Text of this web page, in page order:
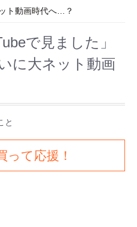
ト動画時代へ…？
で見ました」
に大ネット動画
と
って応援！